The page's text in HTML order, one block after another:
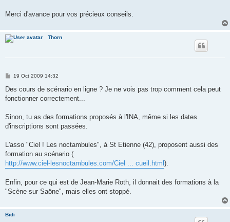
Merci d'avance pour vos précieux conseils.
Thorn
P
s
19 Oct 2009 14:32
Des cours de scénario en ligne ? Je ne vois pas trop comment cela peut
fonctionner correctement...
Sinon, tu as des formations proposés à l'INA, même si les dates
d'inscriptions sont passées.
L'asso "Ciel ! Les noctambules", à St Etienne (42), proposent aussi des
formation au scénario (
http://www.ciel-lesnoctambules.com/Ciel ... cueil.html ).
Enfin, pour ce qui est de Jean-Marie Roth, il donnait des formations à la
"Scène sur Saöne", mais elles ont stoppé.
Bidi